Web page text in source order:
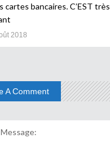
cartes bancaires. C’EST très
2018
A Comment